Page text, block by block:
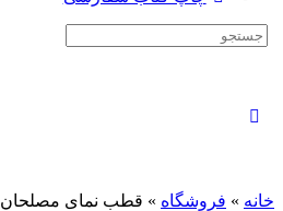
جستجوی:
خانه » فروشگاه » قطب نمای مصلحان